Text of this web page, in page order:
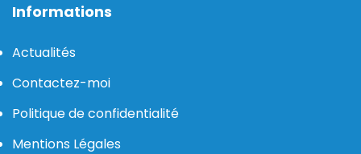
Informations
Actualités
Contactez-moi
Politique de confidentialité
Mentions Légales